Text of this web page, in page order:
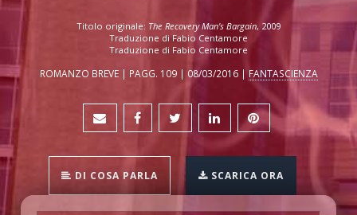
Titolo originale: The Recovery Man's Bargain, 2009
Traduzione di Fabio Centamore
Traduzione di Fabio Centamore
ROMANZO BREVE | PAGG. 109 | 08/03/2016 | FANTASCIENZA
DI COSA PARLA SCARICA ORA